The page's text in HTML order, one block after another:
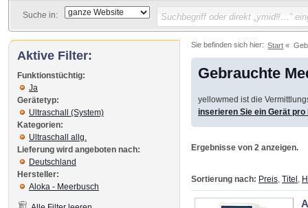
Suche in:
Sie befinden sich hier: Start
Gebrauchte
yellowmed ist die
inserieren Sie ein Gerät
Ergebnisse von 2 anzeigen.
Sortierung nach: Preis Titel
Aktive Filter:
Funktionstüchtig:
Ja
Gerätetyp:
Ultraschall (System)
Kategorien:
Ultraschall allg.
Lieferung wird angeboten nach:
Deutschland
Hersteller:
Aloka - Meerbusch